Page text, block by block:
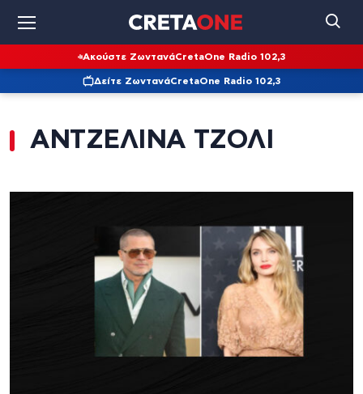
Ακούστε ΖωντανάCretaOne Radio 102,3
Δείτε ΖωντανάCretaOne Radio 102,3
ΑΝΤΖΕΛΙΝΑ ΤΖΟΛΙ